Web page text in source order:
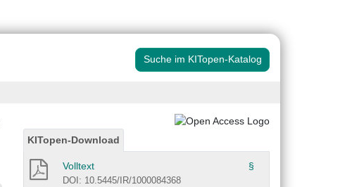
Suche im KITopen-Katalog
KITopen-Download
Volltext §
DOI: 10.5445/IR/1000084368